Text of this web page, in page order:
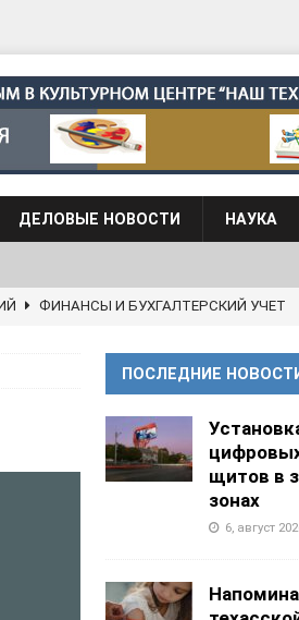
ДЕЛОВЫЕ НОВОСТИ НАУКА
ФИНАНСЫ И БУХГАЛТЕРСКИЙ УЧЕТ
“Наш Техас” ШКОЛЫ И
ПОСЛЕДНИЕ
щитов в
зонах
6, август